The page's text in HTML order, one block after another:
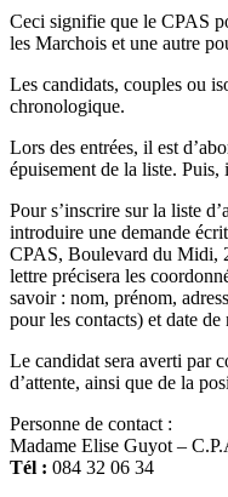
Ceci signifie que le CPAS
les Marchois et une autre
Les candidats, couples ou
chronologique.
Lors des entrées, il est
épuisement de la liste.
Pour s’inscrire sur la liste
introduire une demande
CPAS, Boulevard du Midi,
lettre précisera les
savoir : nom, prénom,
pour les contacts) et date de
Le candidat sera averti par
d’attente, ainsi que de la
Personne de contact :
Madame Elise Guyot –
Tél : 084 32 06 34